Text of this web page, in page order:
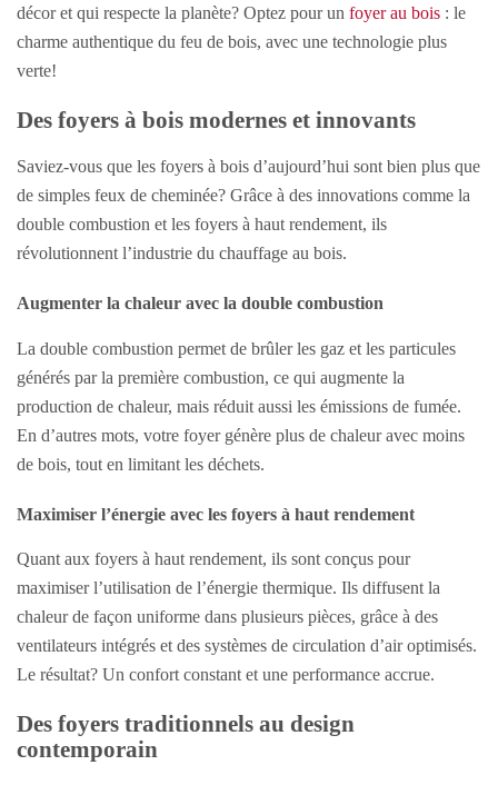
décor et qui respecte la planète? Optez pour un foyer au bois : le
charme authentique du feu de bois, avec une technologie plus
verte!
Des foyers à bois modernes et innovants
Saviez-vous que les foyers à bois d’aujourd’hui sont bien plus que
de simples feux de cheminée? Grâce à des innovations comme la
double combustion et les foyers à haut rendement, ils
révolutionnent l’industrie du chauffage au bois.
Augmenter la chaleur avec la double combustion
La double combustion permet de brûler les gaz et les particules
générés par la première combustion, ce qui augmente la
production de chaleur, mais réduit aussi les émissions de fumée.
En d’autres mots, votre foyer génère plus de chaleur avec moins
de bois, tout en limitant les déchets.
Maximiser l’énergie avec les foyers à haut rendement
Quant aux foyers à haut rendement, ils sont conçus pour
maximiser l’utilisation de l’énergie thermique. Ils diffusent la
chaleur de façon uniforme dans plusieurs pièces, grâce à des
ventilateurs intégrés et des systèmes de circulation d’air optimisés.
Le résultat? Un confort constant et une performance accrue.
Des foyers traditionnels au design
contemporain